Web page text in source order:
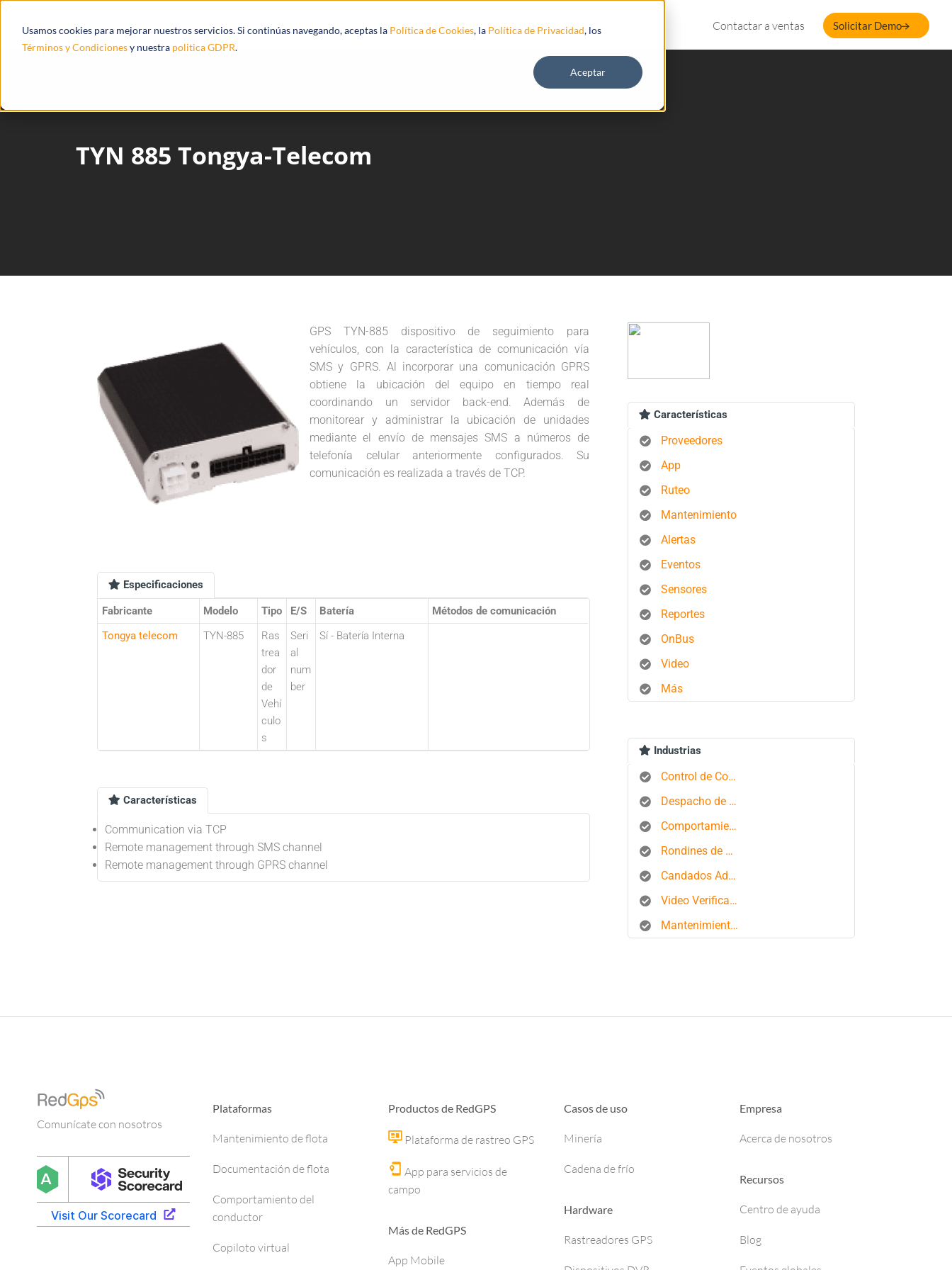
Usamos cookies para mejorar nuestros servicios. Si continúas navegando, aceptas la Política de Cookies, la Política de Privacidad, los
Términos y Condicionesy nuestra politica GDPR.
Aceptar
Productos Ecosistema Integraciones Recursos Contactar a ventas Solicitar Demo
TYN 885 Tongya-Telecom
GPS TYN-885 dispositivo de seguimiento para
vehículos, con la característica de comunicación vía
SMS y GPRS. Al incorporar una comunicación GPRS
obtiene la ubicación del equipo en tiempo real
coordinando un servidor back-end. Además de
monitorear y administrar la ubicación de unidades
mediante el envío de mensajes SMS a números de
telefonía celular anteriormente configurados. Su
comunicación es realizada a través de TCP.
Especificaciones
Fabricante Modelo Tipo E/S Batería
Métodos de comunicación
Tongya telecom
TYN-885
Ras
trea
dor
de
Vehí
culo
s
Seri
al
num
ber
Sí - Batería Interna
Características
Communication via TCP
Remote management through SMS channel
Remote management through GPRS channel
Características
Proveedores
App
Ruteo
Mantenimiento
Alertas
Eventos
Sensores
Reportes
OnBus
Video
Más
Industrias
Control de Combustible
Despacho de Autobuses
Comportamiento del conductor
Rondines de Seguridad
Candados Aduaneros
Video Verificación
Mantenimiento de Flotas
Comunícate con nosotros
Plataformas
Mantenimiento de flota
Documentación de flota
Comportamiento del
conductor
Copiloto virtual
Productos de RedGPS
Plataforma de rastreo GPS
App para servicios de
campo
Más de RedGPS
App Mobile
Casos de uso
Minería
Cadena de frío
Hardware
Rastreadores GPS
Empresa
Acerca de nosotros
Recursos
Centro de ayuda
Blog